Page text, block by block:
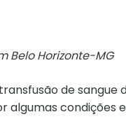
Belo Horizonte-MG
de
algumas condições